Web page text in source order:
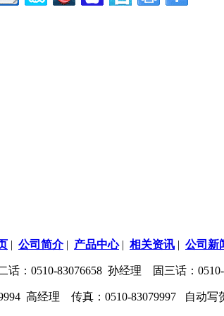
| 公司简介| 产品中心| 相关资讯 | 公司新
：0510-83076658 孙经理 固三话：
高经理 传真：0510-83079997 自动写